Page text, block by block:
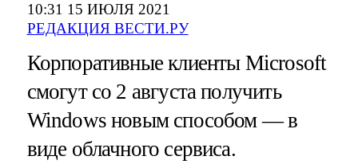
10:31 15 ИЮЛЯ 2021
РЕДАКЦИЯ ВЕСТИ.РУ
Корпоративные клиенты Microsoft
смогут со 2 августа получить
Windows новым способом — в
виде облачного сервиса.